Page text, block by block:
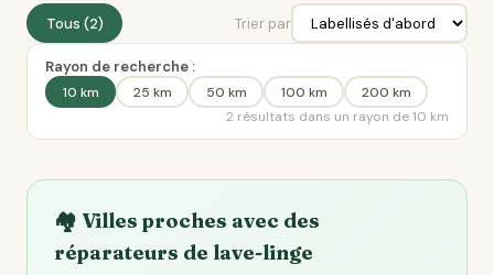
Tous (2) Trier par
Rayon de recherche :
10 km 25 km 50 km 100 km
200 km
2 résultats dans un rayon de 10 km
🏘️ Villes proches avec des
réparateurs de lave-linge